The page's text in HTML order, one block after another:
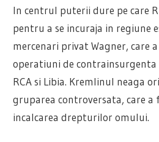
In centrul puterii dure pe care
pentru a se incuraja in regiune
mercenari privat Wagner, care
operatiuni de
RCA si Libia. Kremlinul neaga
gruparea controversata, care a
incalcarea drepturilor omului.